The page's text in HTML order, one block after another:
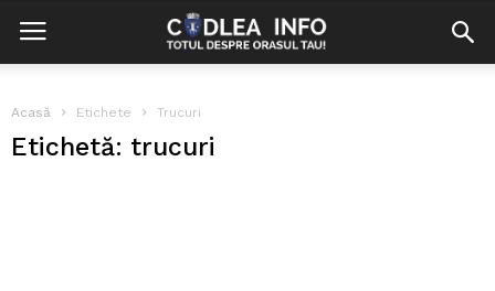
Acasă Etichete Trucuri
Etichetă: trucuri